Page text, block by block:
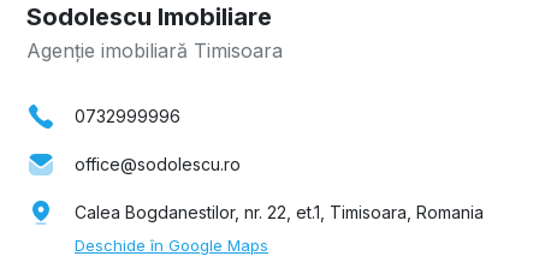
Sodolescu Imobiliare
Agenție imobiliară Timisoara
0732999996
office@sodolescu.ro
Calea Bogdanestilor, nr. 22, et.1, Timisoara, Romania
Deschide în Google Maps